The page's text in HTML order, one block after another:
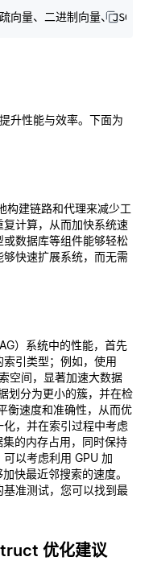
升性能与效率。下面为
构建链路和代理来减少工
计算，从而加快系统速
数据库等组件能够轻松
快速扩展系统，而无需
）系统中的性能，首先
引类型；例如，使用
空间，显著加速大数据
划分为更小的簇，并在检
衡速度和准确性，从而优
，并在索引过程中考虑
的内存占用，同时保持
以考虑利用 GPU 加
快最近邻搜索的速度。
准测试，您可以找到最
优化建议